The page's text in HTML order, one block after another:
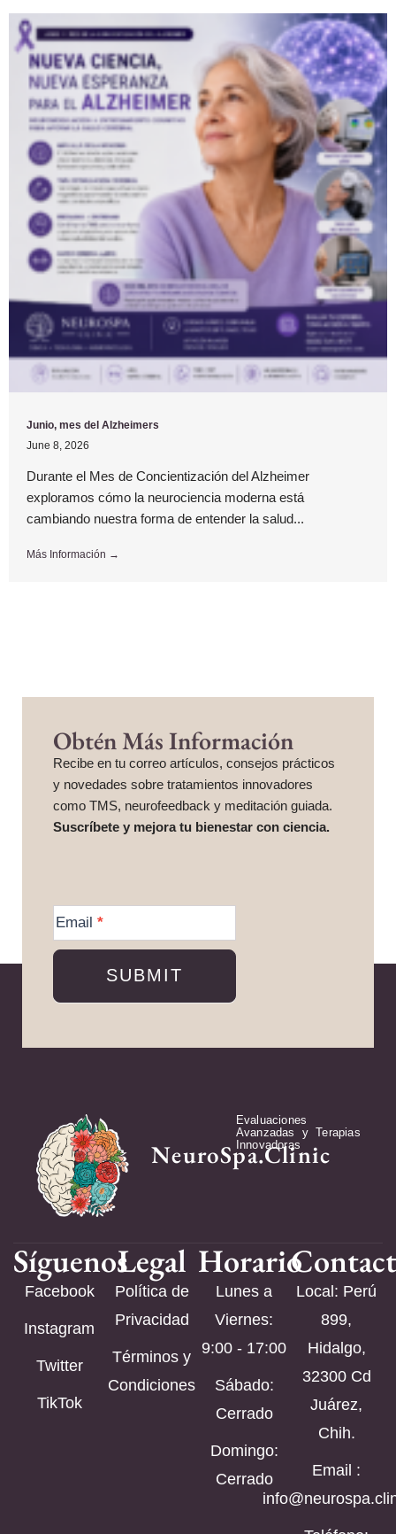
Junio, mes del Alzheimers
June 8, 2026
Durante el Mes de Concientización del Alzheimer
exploramos cómo la neurociencia moderna está
cambiando nuestra forma de entender la salud...
Más Información →
Obtén Más Información
Recibe en tu correo artículos, consejos prácticos
y novedades sobre tratamientos innovadores
como TMS, neurofeedback y meditación guiada.
Suscríbete y mejora tu bienestar con ciencia.
Information
Email *
SUBMIT
NeuroSpa.Clinic
Evaluaciones
Avanzadas y Terapias
Innovadoras
Síguenos
Facebook
Instagram
Twitter
TikTok
Legal
Política de
Privacidad
Términos y
Condiciones
Horario
Lunes a
Viernes:
9:00 - 17:00
Sábado:
Cerrado
Domingo:
Cerrado
Local: Perú
899,
Hidalgo,
32300 Cd
Juárez,
Chih.
Email :